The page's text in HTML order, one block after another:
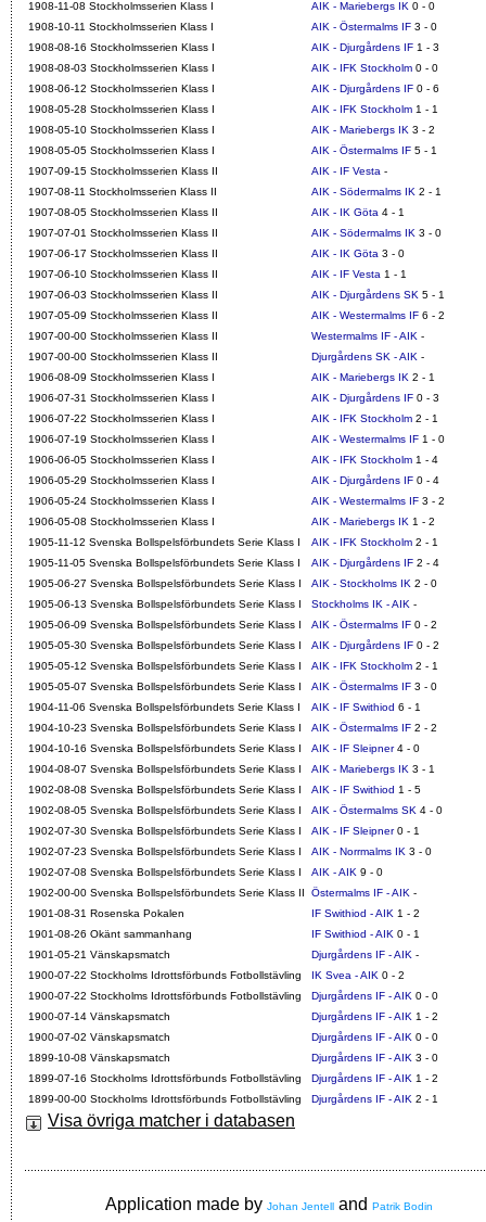
1908-11-08 Stockholmsserien Klass I AIK - Mariebergs IK 0 - 0
1908-10-11 Stockholmsserien Klass I
AIK - Östermalms IF 3 - 0
1908-08-16 Stockholmsserien Klass I
AIK - Djurgårdens IF 1 - 3
1908-08-03 Stockholmsserien Klass I
AIK - IFK Stockholm 0 - 0
1908-06-12 Stockholmsserien Klass I
AIK - Djurgårdens IF 0 - 6
1908-05-28 Stockholmsserien Klass I
AIK - IFK Stockholm 1 - 1
1908-05-10 Stockholmsserien Klass I
AIK - Mariebergs IK 3 - 2
1908-05-05 Stockholmsserien Klass I
AIK - Östermalms IF 5 - 1
1907-09-15 Stockholmsserien Klass II
AIK - IF Vesta -
1907-08-11 Stockholmsserien Klass II
AIK - Södermalms IK 2 - 1
1907-08-05 Stockholmsserien Klass II
AIK - IK Göta 4 - 1
1907-07-01 Stockholmsserien Klass II
AIK - Södermalms IK 3 - 0
1907-06-17 Stockholmsserien Klass II
AIK - IK Göta 3 - 0
1907-06-10 Stockholmsserien Klass II
AIK - IF Vesta 1 - 1
1907-06-03 Stockholmsserien Klass II
AIK - Djurgårdens SK 5 - 1
1907-05-09 Stockholmsserien Klass II
AIK - Westermalms IF 6 - 2
1907-00-00 Stockholmsserien Klass II
Westermalms IF - AIK -
1907-00-00 Stockholmsserien Klass II
Djurgårdens SK - AIK -
1906-08-09 Stockholmsserien Klass I
AIK - Mariebergs IK 2 - 1
1906-07-31 Stockholmsserien Klass I
AIK - Djurgårdens IF 0 - 3
1906-07-22 Stockholmsserien Klass I
AIK - IFK Stockholm 2 - 1
1906-07-19 Stockholmsserien Klass I
AIK - Westermalms IF 1 - 0
1906-06-05 Stockholmsserien Klass I
AIK - IFK Stockholm 1 - 4
1906-05-29 Stockholmsserien Klass I
AIK - Djurgårdens IF 0 - 4
1906-05-24 Stockholmsserien Klass I
AIK - Westermalms IF 3 - 2
1906-05-08 Stockholmsserien Klass I
AIK - Mariebergs IK 1 - 2
1905-11-12 Svenska Bollspelsförbundets Serie Klass I
AIK - IFK Stockholm 2 - 1
1905-11-05 Svenska Bollspelsförbundets Serie Klass I
AIK - Djurgårdens IF 2 - 4
1905-06-27 Svenska Bollspelsförbundets Serie Klass I
AIK - Stockholms IK 2 - 0
1905-06-13 Svenska Bollspelsförbundets Serie Klass I
Stockholms IK - AIK -
1905-06-09 Svenska Bollspelsförbundets Serie Klass I
AIK - Östermalms IF 0 - 2
1905-05-30 Svenska Bollspelsförbundets Serie Klass I
AIK - Djurgårdens IF 0 - 2
1905-05-12 Svenska Bollspelsförbundets Serie Klass I
AIK - IFK Stockholm 2 - 1
1905-05-07 Svenska Bollspelsförbundets Serie Klass I
AIK - Östermalms IF 3 - 0
1904-11-06 Svenska Bollspelsförbundets Serie Klass I
AIK - IF Swithiod 6 - 1
1904-10-23 Svenska Bollspelsförbundets Serie Klass I
AIK - Östermalms IF 2 - 2
1904-10-16 Svenska Bollspelsförbundets Serie Klass I
AIK - IF Sleipner4 - 0
1904-08-07 Svenska Bollspelsförbundets Serie Klass I
AIK - Mariebergs IK 3 - 1
1902-08-08 Svenska Bollspelsförbundets Serie Klass I
AIK - IF Swithiod 1 - 5
1902-08-05 Svenska Bollspelsförbundets Serie Klass I
AIK - Östermalms SK 4 - 0
1902-07-30 Svenska Bollspelsförbundets Serie Klass I
AIK - IF Sleipner0 - 1
1902-07-23 Svenska Bollspelsförbundets Serie Klass I
AIK - Norrmalms IK 3 - 0
1902-07-08 Svenska Bollspelsförbundets Serie Klass I
AIK - AIK 9 - 0
1902-00-00 Svenska Bollspelsförbundets Serie Klass II
Östermalms IF - AIK -
1901-08-31 Rosenska Pokalen
IF Swithiod - AIK 1 - 2
1901-08-26 Okänt sammanhang
IF Swithiod - AIK 0 - 1
1901-05-21 Vänskapsmatch
Djurgårdens IF - AIK -
1900-07-22 Stockholms Idrottsförbunds Fotbollstävling
IK Svea - AIK 0 - 2
1900-07-22 Stockholms Idrottsförbunds Fotbollstävling
Djurgårdens IF - AIK 0 - 0
1900-07-14 Vänskapsmatch
Djurgårdens IF - AIK 1 - 2
1900-07-02 Vänskapsmatch
Djurgårdens IF - AIK 0 - 0
1899-10-08 Vänskapsmatch
Djurgårdens IF - AIK 3 - 0
1899-07-16 Stockholms Idrottsförbunds Fotbollstävling
Djurgårdens IF - AIK 1 - 2
1899-00-00 Stockholms Idrottsförbunds Fotbollstävling
Djurgårdens IF - AIK 2 - 1
Visa övriga matcher i databasen
Application made by Johan Jentell and Patrik Bodin